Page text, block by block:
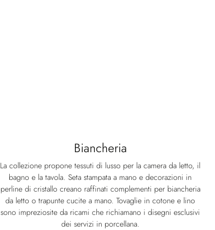
Biancheria
La collezione propone tessuti di lusso per la camera da letto, il
bagno e la tavola. Seta stampata a mano e decorazioni in
perline di cristallo creano raffinati complementi per biancheria
da letto o trapunte cucite a mano. Tovaglie in cotone e lino
sono impreziosite da ricami che richiamano i disegni esclusivi
dei servizi in porcellana.